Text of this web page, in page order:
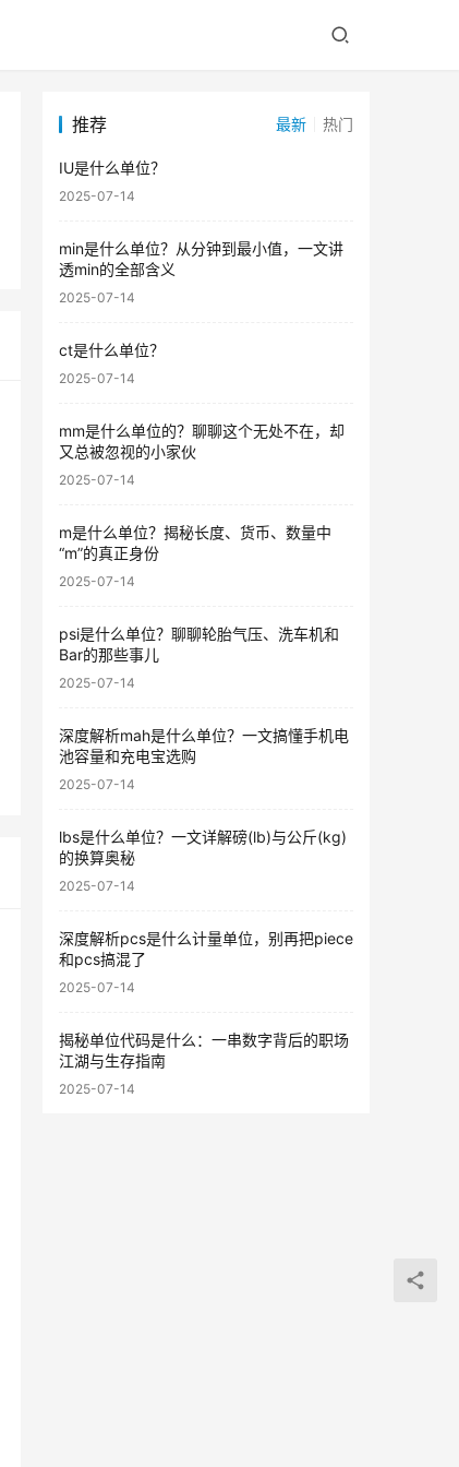
推荐 最新 热门
IU是什么单位？
2025-07-14
min是什么单位？从分钟到最小值，一文讲
透min的全部含义
2025-07-14
ct是什么单位？
2025-07-14
mm是什么单位的？聊聊这个无处不在，却
又总被忽视的小家伙
2025-07-14
m是什么单位？揭秘长度、货币、数量中
“m”的真正身份
2025-07-14
psi是什么单位？聊聊轮胎气压、洗车机和
Bar的那些事儿
2025-07-14
深度解析mah是什么单位？一文搞懂手机电
池容量和充电宝选购
2025-07-14
lbs是什么单位？一文详解磅(lb)与公斤(kg)
的换算奥秘
2025-07-14
深度解析pcs是什么计量单位，别再把piece
和pcs搞混了
2025-07-14
揭秘单位代码是什么：一串数字背后的职场
江湖与生存指南
2025-07-14